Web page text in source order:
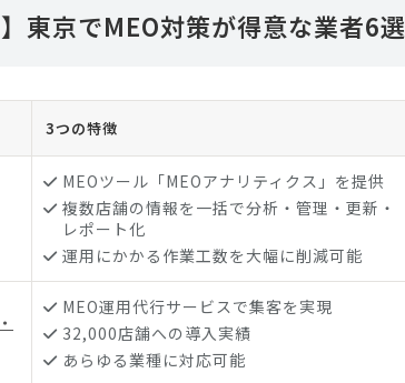
】東京でMEO対策が得意な業者6選
3つの特徴
MEOツール「MEOアナリティクス」を提供
複数店舗の情報を一括で分析・管理・更新・
レポート化
運用にかかる作業工数を大幅に削減可能
MEO運用代行サービスで集客を実現
32,000店舗への導入実績
あらゆる業種に対応可能